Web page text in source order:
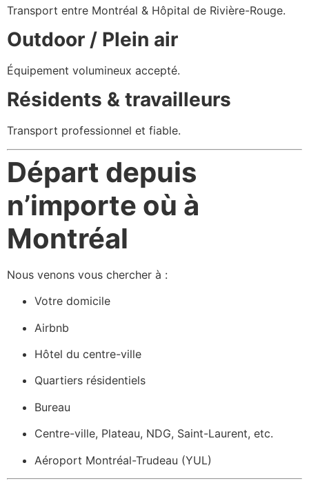
Transport entre Montréal & Hôpital de Rivière-Rouge.
Outdoor / Plein air
Équipement volumineux accepté.
Résidents & travailleurs
Transport professionnel et fiable.
Départ depuis
n’importe où à
Montréal
Nous venons vous chercher à :
Votre domicile
Airbnb
Hôtel du centre-ville
Quartiers résidentiels
Bureau
Centre-ville, Plateau, NDG, Saint-Laurent, etc.
Aéroport Montréal-Trudeau (YUL)